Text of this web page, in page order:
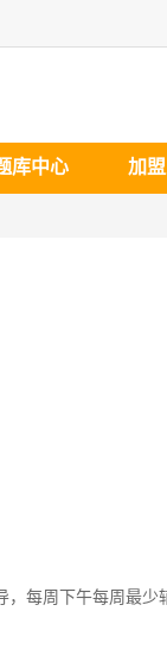
库中心 加
，每周下午每周最少